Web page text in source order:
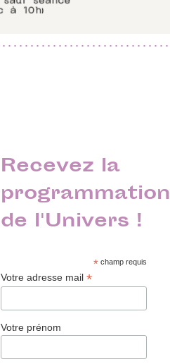
Recevez la
programmation
de l'Univers !
*champ requis
Votre adresse mail*
Votre prénom